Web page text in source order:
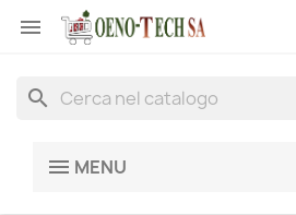

search
MENU